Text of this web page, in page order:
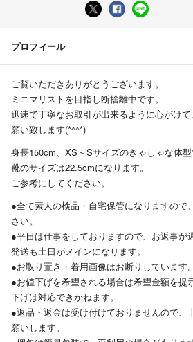
プロフィール
ご覧いただきありがとうございます。
ミニマリストを目指し断捨離中です。
迅速で丁寧なお取引が出来るように心がけ
願い致します(*^^*)
身長150cm、XS～Sサイズのきゃしゃな体型
靴のサイズは22.5cmになります。
ご参考にしてください。
●全て素人の検品・自宅保管になりますので
さい。
●平日は仕事をしておりますので、お返事が
発送も土日がメインになります。
●お取り置き・着用画像はお断りしています。
●お値下げを希望される場合は希望金額を提
下げは対応できかねます。
●返品・返金は受け付けておりませんので、
願いします。